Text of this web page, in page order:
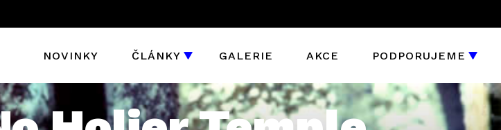
NOVINKY ČLÁNKY GALERIE AKCE PODPORUJEME